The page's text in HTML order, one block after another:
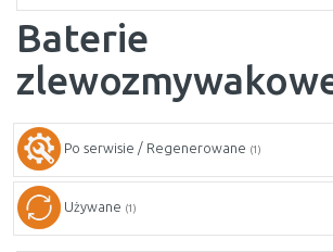
Baterie
Po serwisie / Regenerowane (1)
Używane (1)